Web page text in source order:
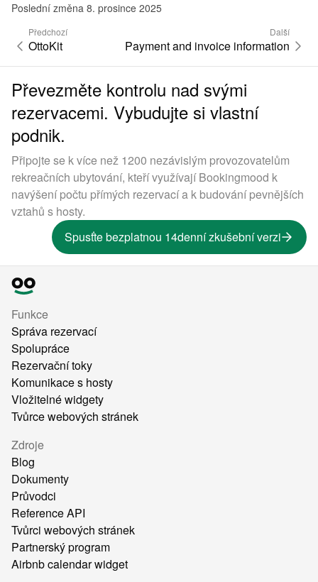
Poslední změna 8. prosince 2025
Předchozí
OttoKit
Další
Payment and invoice information
Převezměte kontrolu nad svými
rezervacemi. Vybudujte si vlastní
podnik.
Připojte se k více než 1200 nezávislým provozovatelům
rekreačních ubytování, kteří využívají Bookingmood k
navýšení počtu přímých rezervací a k budování pevnějších
vztahů s hosty.
Spusťte bezplatnou 14denní zkušební verzi
Funkce
Správa rezervací
Spolupráce
Rezervační toky
Komunikace s hosty
Vložitelné widgety
Tvůrce webových stránek
Zdroje
Blog
Dokumenty
Průvodci
Reference API
Tvůrci webových stránek
Partnerský program
Airbnb calendar widget